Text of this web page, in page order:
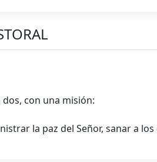
dos, con una misión:
la paz del Señor, sanar a